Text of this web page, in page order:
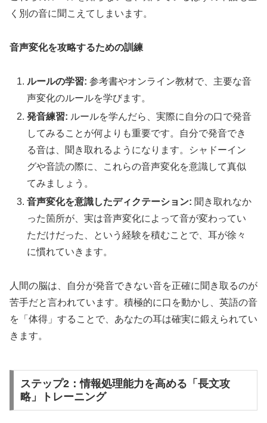
く別の音に聞こえてしまいます。
音声変化を攻略するための訓練
ルールの学習: 参考書やオンライン教材で、主要な音
声変化のルールを学びます。
発音練習: ルールを学んだら、実際に自分の口で発音
してみることが何よりも重要です。自分で発音でき
る音は、聞き取れるようになります。シャドーイン
グや音読の際に、これらの音声変化を意識して真似
てみましょう。
音声変化を意識したディクテーション: 聞き取れなか
った箇所が、実は音声変化によって音が変わってい
ただけだった、という経験を積むことで、耳が徐々
に慣れていきます。
人間の脳は、自分が発音できない音を正確に聞き取るのが
苦手だと言われています。積極的に口を動かし、英語の音
を「体得」することで、あなたの耳は確実に鍛えられてい
きます。
ステップ2：情報処理能力を高める「長文攻
略」トレーニング